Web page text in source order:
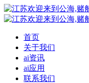
首页
关于我们
ai资讯
ai应用
联系我们